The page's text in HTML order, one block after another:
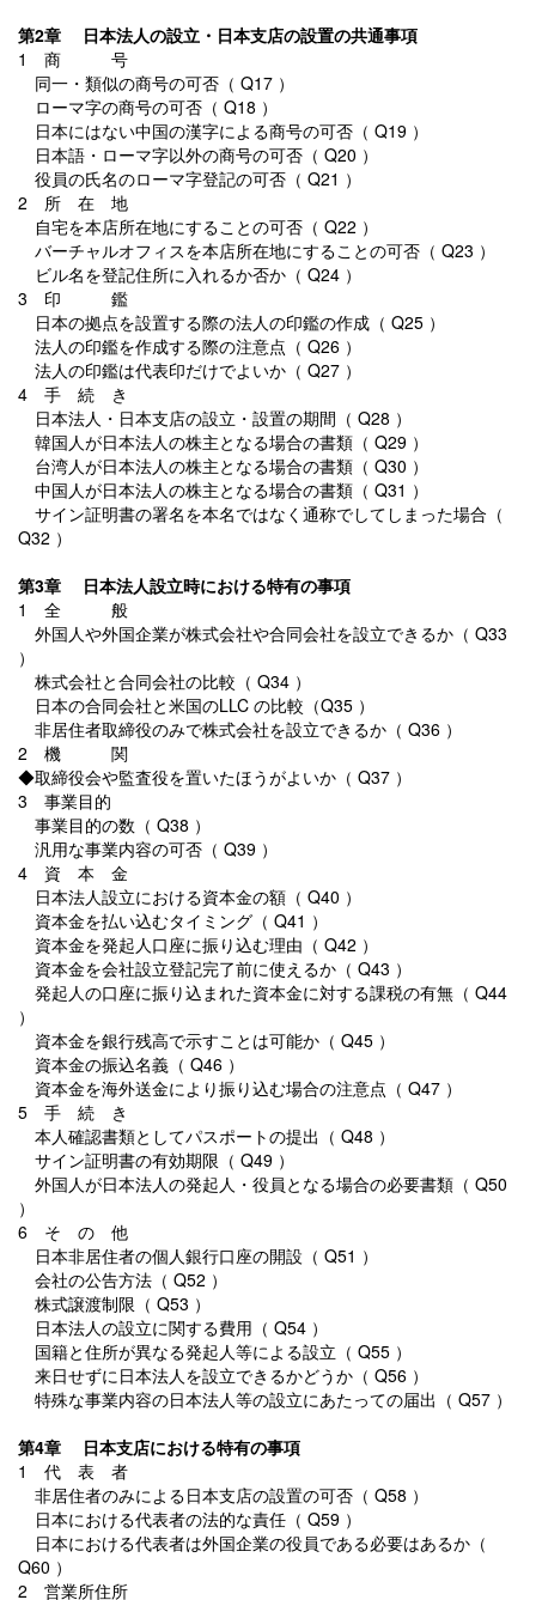
第2章 日本法人の設立・日本支店の設置の共通事項
1 商 号
同一・類似の商号の可否（ Q17 ）
ローマ字の商号の可否（ Q18 ）
日本にはない中国の漢字による商号の可否（ Q19 ）
日本語・ローマ字以外の商号の可否（ Q20 ）
役員の氏名のローマ字登記の可否（ Q21 ）
2 所 在 地
自宅を本店所在地にすることの可否（ Q22 ）
バーチャルオフィスを本店所在地にすることの可否（ Q23 ）
ビル名を登記住所に入れるか否か（ Q24 ）
3 印 鑑
日本の拠点を設置する際の法人の印鑑の作成（ Q25 ）
法人の印鑑を作成する際の注意点（ Q26 ）
法人の印鑑は代表印だけでよいか（ Q27 ）
4 手 続 き
日本法人・日本支店の設立・設置の期間（ Q28 ）
韓国人が日本法人の株主となる場合の書類（ Q29 ）
台湾人が日本法人の株主となる場合の書類（ Q30 ）
中国人が日本法人の株主となる場合の書類（ Q31 ）
サイン証明書の署名を本名ではなく通称でしてしまった場合（
Q32 ）
第3章 日本法人設立時における特有の事項
1 全 般
外国人や外国企業が株式会社や合同会社を設立できるか（ Q33
）
株式会社と合同会社の比較（ Q34 ）
日本の合同会社と米国のLLC の比較（Q35 ）
非居住者取締役のみで株式会社を設立できるか（ Q36 ）
2 機 関
◆取締役会や監査役を置いたほうがよいか（ Q37 ）
3 事業目的
事業目的の数（ Q38 ）
汎用な事業内容の可否（ Q39 ）
4 資 本 金
日本法人設立における資本金の額（ Q40 ）
資本金を払い込むタイミング（ Q41 ）
資本金を発起人口座に振り込む理由（ Q42 ）
資本金を会社設立登記完了前に使えるか（ Q43 ）
発起人の口座に振り込まれた資本金に対する課税の有無（ Q44
）
資本金を銀行残高で示すことは可能か（ Q45 ）
資本金の振込名義（ Q46 ）
資本金を海外送金により振り込む場合の注意点（ Q47 ）
5 手 続 き
本人確認書類としてパスポートの提出（ Q48 ）
サイン証明書の有効期限（ Q49 ）
外国人が日本法人の発起人・役員となる場合の必要書類（ Q50
）
6 そ の 他
日本非居住者の個人銀行口座の開設（ Q51 ）
会社の公告方法（ Q52 ）
株式譲渡制限（ Q53 ）
日本法人の設立に関する費用（ Q54 ）
国籍と住所が異なる発起人等による設立（ Q55 ）
来日せずに日本法人を設立できるかどうか（ Q56 ）
特殊な事業内容の日本法人等の設立にあたっての届出（ Q57 ）
第4章 日本支店における特有の事項
1 代 表 者
非居住者のみによる日本支店の設置の可否（ Q58 ）
日本における代表者の法的な責任（ Q59 ）
日本における代表者は外国企業の役員である必要はあるか（
Q60 ）
2 営業所住所